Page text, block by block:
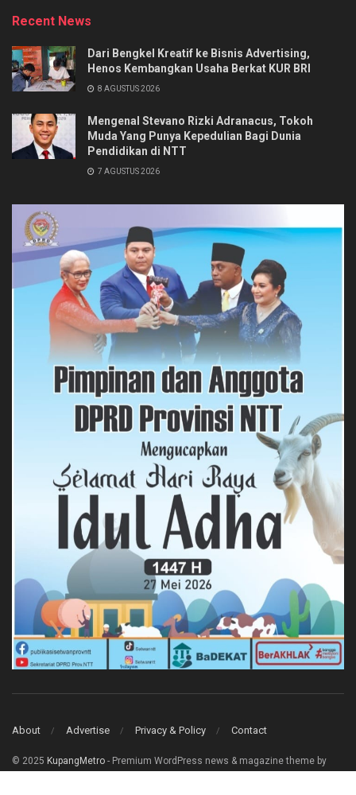
Recent News
Dari Bengkel Kreatif ke Bisnis Advertising,
Henos Kembangkan Usaha Berkat KUR BRI
8 AGUSTUS 2026
Mengenal Stevano Rizki Adranacus, Tokoh
Muda Yang Punya Kepedulian Bagi Dunia
Pendidikan di NTT
7 AGUSTUS 2026
About Advertise Privacy & Policy Contact
© 2025 KupangMetro - Premium WordPress news & magazine theme by